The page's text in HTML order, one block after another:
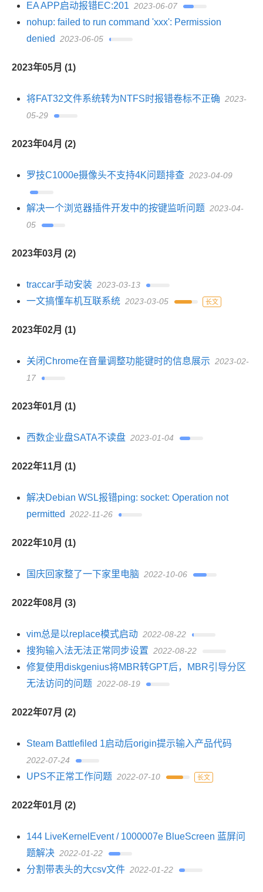
EA APP启动报错EC:201 2023-06-07
nohup: failed to run command 'xxx': Permission
denied
2023-06-05
2023年05月 (1)
将FAT32文件系统转为NTFS时报错卷标不正确 2023-
05-29
2023年04月 (2)
罗技C1000e摄像头不支持4K问题排查 2023-04-09
解决一个浏览器插件开发中的按键监听问题 2023-04-
05
2023年03月 (2)
traccar手动安装 2023-03-13
一文搞懂车机互联系统 2023-03-05 长文
2023年02月 (1)
关闭Chrome在音量调整功能键时的信息展示 2023-02-
17
2023年01月 (1)
西数企业盘SATA不读盘 2023-01-04
2022年11月 (1)
解决Debian WSL报错ping: socket: Operation not
permitted
2022-11-26
2022年10月 (1)
国庆回家整了一下家里电脑 2022-10-06
2022年08月 (3)
vim总是以replace模式启动 2022-08-22
搜狗输入法无法正常同步设置 2022-08-22
修复使用diskgenius将MBR转GPT后，MBR引导分区
无法访问的问题 2022-08-19
2022年07月 (2)
Steam Battlefiled 1启动后origin提示输入产品代码
2022-07-24
UPS不正常工作问题 2022-07-10 长文
2022年01月 (2)
144 LiveKernelEvent / 1000007e BlueScreen 蓝屏问
题解决 2022-01-22
分割带表头的大csv文件 2022-01-22